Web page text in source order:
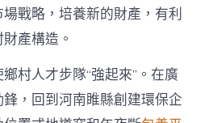
戰略，培養新的財產，有利
產構造。
村人才步隊“強起來”。在廣
，回到河南睢縣創建環保企